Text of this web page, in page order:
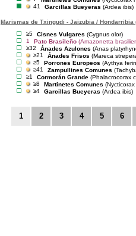
41
Garcillas Bueyeras (Ardea ibis)
Marismas de Txingudi - Jaizubia / Hondarribia
≥5
Cisnes Vulgares (Cygnus olor)
1
Pato Brasileño (Amazonetta
≥32
Ánades Azulones (Anas
≥21
Ánades Frisos (Mareca
≥5
Porrones Europeos (Aythya
≥41
Zampullines Comunes
≥1
Cormorán Grande (Phalacrocorax
≥8
Martinetes Comunes
≥4
Garcillas Bueyeras (Ardea ibis)
1 2 3 4 5 6